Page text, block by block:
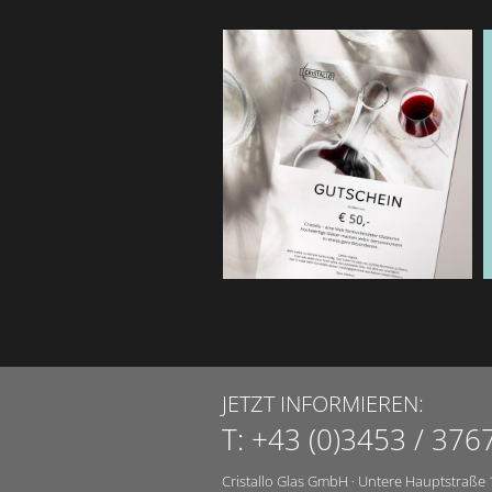
JETZT INFORMIEREN:
T: +43 (0)3453 /
Cristallo Glas GmbH · Untere Hauptstraße